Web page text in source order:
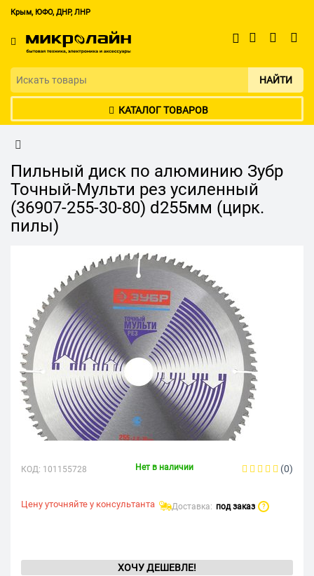
Крым, ЮФО, ДНР, ЛНР
НАЙТИ
КАТАЛОГ ТОВАРОВ
Пильный диск по алюминию Зубр
Точный-Мульти рез усиленный
(36907-255-30-80) d255мм (цирк.
пилы)
КОД: 101155728 Нет в наличии (0)
Цену уточняйте у консультанта Доставка: под заказ ?
ХОЧУ ДЕШЕВЛЕ!